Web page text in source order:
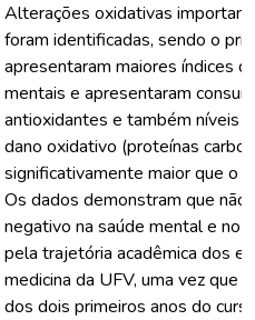
Alterações oxidativas
foram identificadas, sendo o
apresentaram maiores índices
mentais e apresentaram
antioxidantes e também níveis
dano oxidativo (proteínas
significativamente maior que o
Os dados demonstram que
negativo na saúde mental e no
pela trajetória acadêmica dos
medicina da UFV, uma vez que
dos dois primeiros anos do